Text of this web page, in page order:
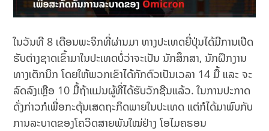
ໃນວັນທີ 8 ເດືອນພະຈິກທີ່ຜ່ານມາ ທາງປະເທດຍີ່ປຸ່ນໄດ້ມີການເປີດ
ຮັບຕ່າງຊາດເຂົ້າມາໃນປະເທດບໍ່ວ່າຈະເປັນ ນັກສຶກສາ, ນັກຝຶກງານ
ທາງເຕັກນິກ ໂດຍໃຫ້ພວກເຂົາໄດ້ກັກຕົວເປັນເວລາ 14 ມື້ ແລະ ຈະ
ລົດລົງເຫຼືອ 10 ມື້ຖ້າແມ່ນຜູ້ທີ່ໄດ້ຮັບວັກຊີນແລ້ວ. ໃນການປະກາດ
ດັ່ງກ່າວກໍເພື່ອກະຕຸ້ນເສດຖະກິດພາຍໃນປະເທດ ແຕ່ກໍໄດ້ມາພົບກັບ
ການລະບາດຂອງໂຄວິດສາຍພັນໃໝ່ຢ່າງ ໂອໄມຄຣອນ